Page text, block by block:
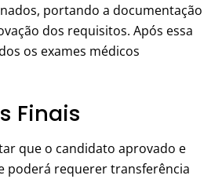
portando a documentação
dos requisitos. Após essa
os exames médicos
Finais
que o candidato aprovado e
poderá requerer transferência